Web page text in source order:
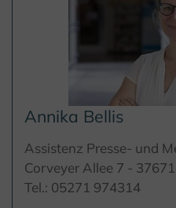
Annika Bellis
Assistenz Presse- und
Corveyer Allee 7 -
Tel.: 05271 974314